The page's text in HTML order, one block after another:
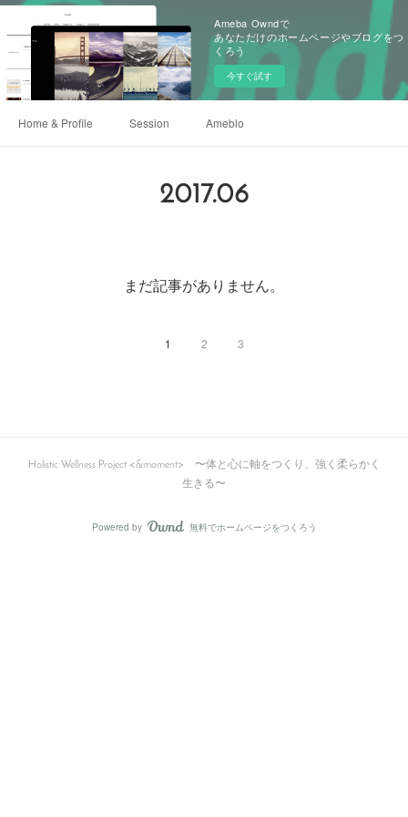
Ameba Owndで
あなただけのホームページやブログをつ
くろう
今すぐ試す
Home & Profile Session Ameblo
2017.06
まだ記事がありません。
1 2 3
Holistic Wellness Project <&moment> 〜体と心に軸をつくり、強く柔らかく
生きる〜
Powered by AmebaOwnd
無料でホームページをつくろう